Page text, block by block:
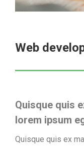
Web
Quisque quis
lorem ipsum
Quisque quis ex